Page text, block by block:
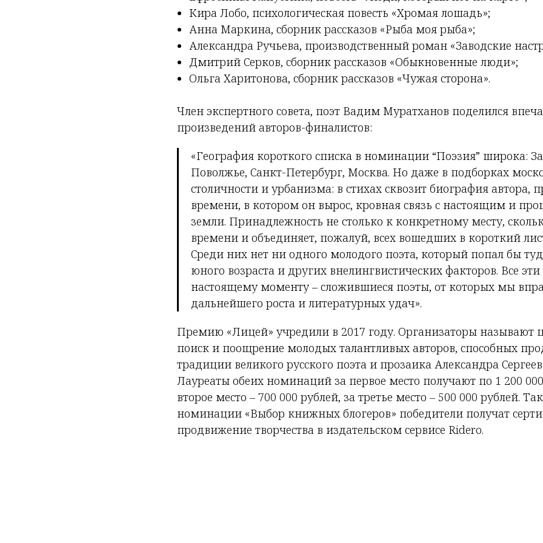
Кира Лобо, психологическая повесть «Хромая лошадь»;
Анна Маркина, сборник рассказов «Рыба моя рыба»;
Александра Ручьева, производственный роман «Заводские
Дмитрий Серков, сборник рассказов «Обыкновенные люди»;
Ольга Харитонова, сборник рассказов «Чужая сторона».
Член экспертного совета, поэт Вадим Муратханов поделился
произведений авторов-финалистов:
«География короткого списка в номинации “Поэзия” широка:
Поволжье, Санкт-Петербург, Москва. Но даже в подборках
столичности и урбанизма: в стихах сквозит биография автора,
времени, в котором он вырос, кровная связь с настоящим и
земли. Принадлежность не столько к конкретному месту,
времени и объединяет, пожалуй, всех вошедших в короткий
Среди них нет ни одного молодого поэта, который попал бы
юного возраста и других внелингвистических факторов. Все эти
настоящему моменту – сложившиеся поэты, от которых мы
дальнейшего роста и литературных удач».
Премию «Лицей» учредили в 2017 году. Организаторы называют
поиск и поощрение молодых талантливых авторов, способных
традиции великого русского поэта и прозаика Александра
Лауреаты обеих номинаций за первое место получают по 1 200
второе место – 700 000 рублей, за третье место – 500 000 рублей.
номинации «Выбор книжных блогеров» победители получат
продвижение творчества в издательском сервисе Ridero.